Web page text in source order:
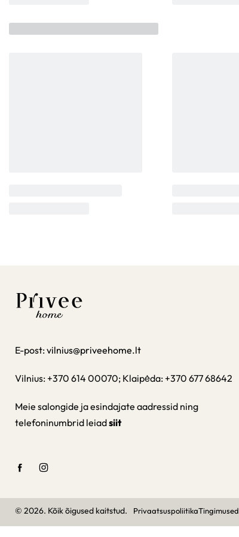
E-post:vilnius@priveehome.lt
Vilnius: +370 614 00070; Klaipėda: +370 677 68642
Meie salongide ja esindajate aadressid ning
telefoninumbrid leiadsiit
© 2026. Kõik õigused kaitstud. PrivaatsuspoliitikaTingimused